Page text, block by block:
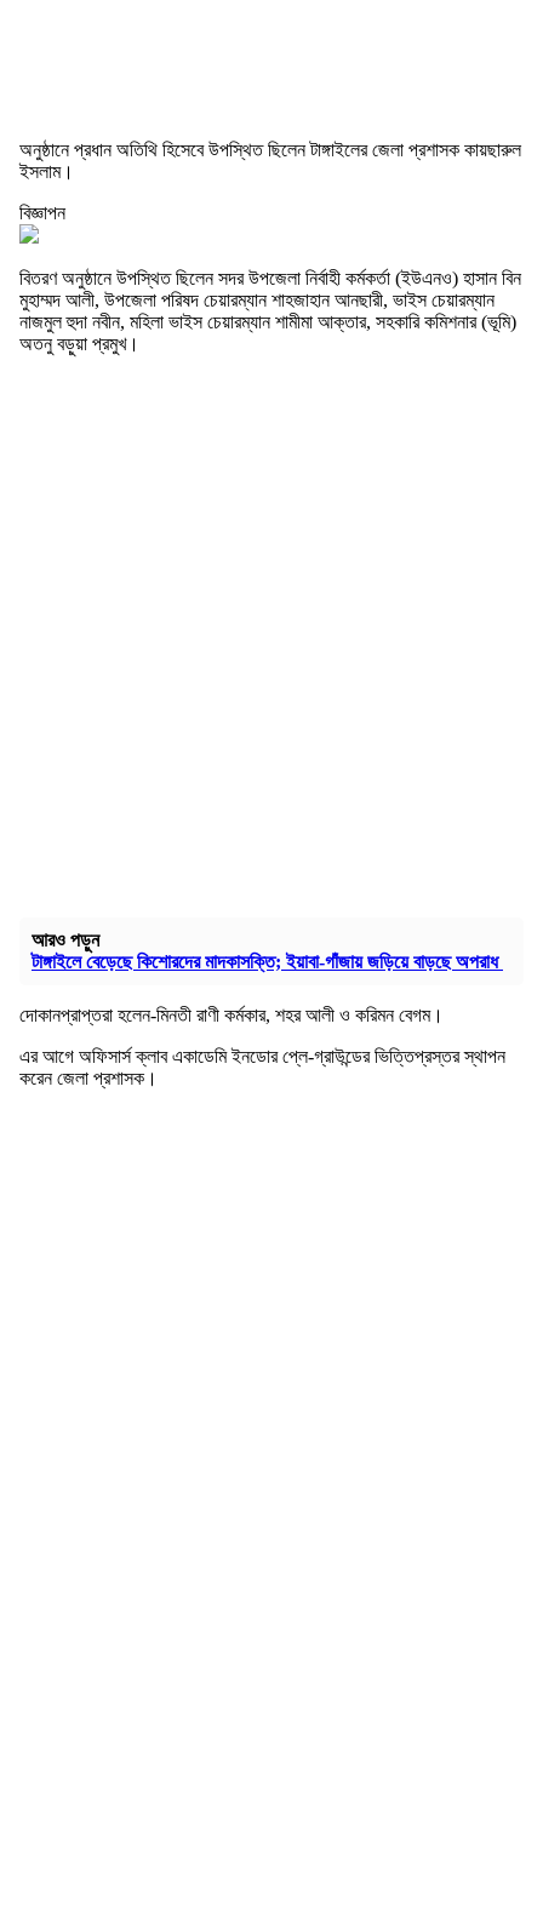
অনুষ্ঠানে প্রধান অতিথি হিসেবে উপস্থিত ছিলেন টাঙ্গাইলের জেলা প্রশাসক কায়ছারুল
ইসলাম।
বিজ্ঞাপন
বিতরণ অনুষ্ঠানে উপস্থিত ছিলেন সদর উপজেলা নির্বাহী কর্মকর্তা (ইউএনও) হাসান বিন
মুহাম্মদ আলী, উপজেলা পরিষদ চেয়ারম্যান শাহজাহান আনছারী, ভাইস চেয়ারম্যান
নাজমুল হুদা নবীন, মহিলা ভাইস চেয়ারম্যান শামীমা আক্তার, সহকারি কমিশনার (ভূমি)
অতনু বড়ুয়া প্রমুখ।
আরও পড়ুন
টাঙ্গাইলে বেড়েছে কিশোরদের মাদকাসক্তি; ইয়াবা-গাঁজায় জড়িয়ে বাড়ছে অপরাধ
দোকানপ্রাপ্তরা হলেন-মিনতী রাণী কর্মকার, শহর আলী ও করিমন বেগম।
এর আগে অফিসার্স ক্লাব একাডেমি ইনডোর প্লে-গ্রাউন্ডের ভিত্তিপ্রস্তর স্থাপন
করেন জেলা প্রশাসক।